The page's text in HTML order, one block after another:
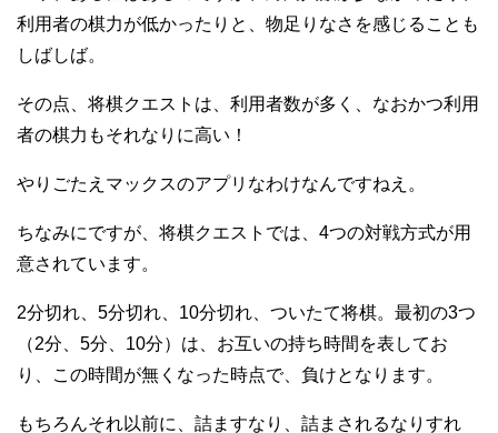
利用者の棋力が低かったりと、物足りなさを感じることも
しばしば。
その点、将棋クエストは、利用者数が多く、なおかつ利用
者の棋力もそれなりに高い！
やりごたえマックスのアプリなわけなんですねえ。
ちなみにですが、将棋クエストでは、4つの対戦方式が用
意されています。
2分切れ、5分切れ、10分切れ、ついたて将棋。最初の3つ
（2分、5分、10分）は、お互いの持ち時間を表してお
り、この時間が無くなった時点で、負けとなります。
もちろんそれ以前に、詰ますなり、詰まされるなりすれ